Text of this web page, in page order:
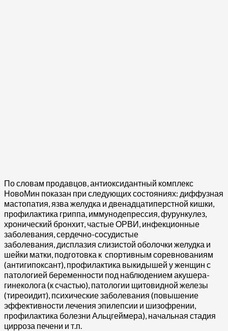
По словам продавцов, антиоксидантный комплекс
НовоМин показан при следующих состояниях: диффузная
мастопатия, язва желудка и двенадцатиперстной кишки,
профилактика гриппа, иммунодепрессия, фурункулез,
хронический бронхит, частые ОРВИ, инфекционные
заболевания, сердечно-сосудистые
заболевания, дисплазия слизистой оболочки желудка и
шейки матки, подготовка к спортивным соревнованиям
(антигипоксант), профилактика выкидышей у женщин с
патологией беременности под наблюдением акушера-
гинеколога (к счастью), патологии щитовидной железы
(тиреоидит), психические заболевания (повышение
эффективности лечения эпилепсии и шизофрении,
профилактика болезни Альцгеймера), начальная стадия
цирроза печени и т.п.